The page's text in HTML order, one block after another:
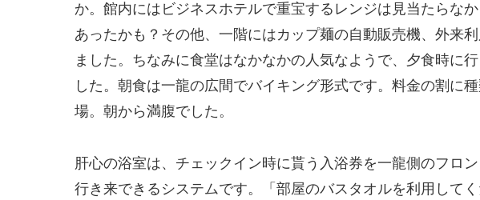
か。館内にはビジネスホテルで重宝するレンジは見当たらな
あったかも？その他、一階にはカップ麺の自動販売機、外来
ました。ちなみに食堂はなかなかの人気なようで、夕食時に
した。朝食は一龍の広間でバイキング形式です。料金の割に
場。朝から満腹でした。
肝心の浴室は、チェックイン時に貰う入浴券を一龍側のフロ
行き来できるシステムです。「部屋のバスタオルを利用して